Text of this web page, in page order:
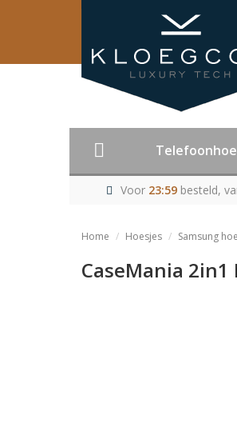
Voor 23:59besteld,
Home Hoesjes Samsung
CaseMania 2in1